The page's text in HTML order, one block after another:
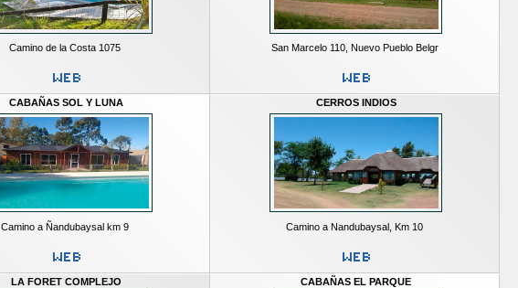
Camino de la Costa 1075 San Marcelo 110, Nuevo Pueblo Belgr
CABAÑAS SOL Y LUNA
Camino a Ñandubaysal km 9
CERROS INDIOS
Camino a Nandubaysal, Km 10
LA FORET COMPLEJO CABAÑAS EL PARQUE